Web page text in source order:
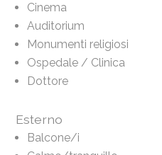
Cinema
Auditorium
Monumenti religiosi
Ospedale / Clinica
Dottore
Esterno
Balcone/i